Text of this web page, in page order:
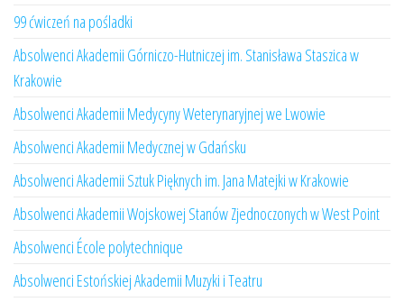
99 ćwiczeń na pośladki
Absolwenci Akademii Górniczo-Hutniczej im. Stanisława Staszica w
Krakowie
Absolwenci Akademii Medycyny Weterynaryjnej we Lwowie
Absolwenci Akademii Medycznej w Gdańsku
Absolwenci Akademii Sztuk Pięknych im. Jana Matejki w Krakowie
Absolwenci Akademii Wojskowej Stanów Zjednoczonych w West Point
Absolwenci École polytechnique
Absolwenci Estońskiej Akademii Muzyki i Teatru